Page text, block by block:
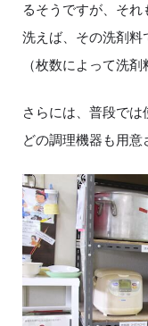
るそうですが、そ
洗えば、その洗剤料
（枚数によって洗剤
さらには、普段で
どの調理機器も用意